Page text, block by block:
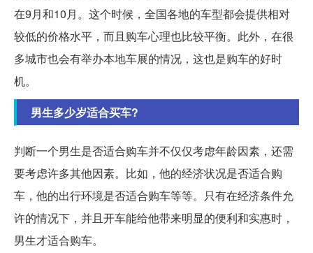
在9月和10月。这个时候，全国各地的车型都会提供相对
较低的价格水平，而且购车心理也比较平衡。此外，在很
多城市也会有举办本地车展的情况，这也是购车的好时
机。
男生多少岁适合买车?
判断一个男生是否适合购车并不仅仅考虑年龄因素，还需
要考虑许多其他因素。比如，他的经济状况是否适合购
车，他的出行环境是否适合购车等等。只有在经济条件允
许的情况下，并且开车能给他带来明显的便利和实惠时，
男生才适合购车。